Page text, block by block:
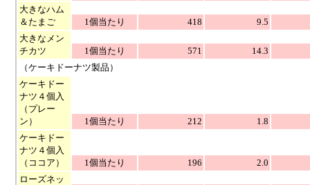
大きなハム
＆たまご
1個当たり 418
9.5
大きなメン
チカツ
1個当たり 571
14.3
（ケーキドーナツ製品）
ケーキドー
ナツ４個入
（プレー
ン）
1個当たり 212
1.8
ケーキドー
ナツ４個入
（ココア）
1個当たり 196
2.0
ローズネッ